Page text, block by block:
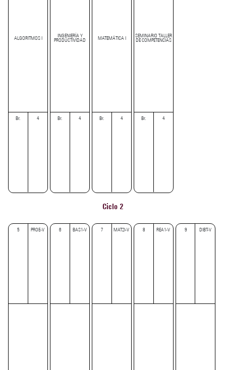
ALGORITMOS I
Br. 4
INGENIERÍA Y
PRODUCTIVIDAD
Br. 4
MATEMÁTICA I
Br. 4
SEMINARIO TALLER
DE COMPETENCIAS
Br. 4
Ciclo 2
5 PROE-V 6 BAS1-V 7 MAT2I-V 8 REA1-V 9 DIBT-V